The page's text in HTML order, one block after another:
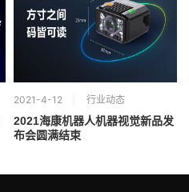
2021-4-12 行业动态
2021海康机器人机器视觉新品发
布会圆满结束